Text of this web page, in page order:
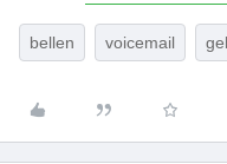
bellen voicemail